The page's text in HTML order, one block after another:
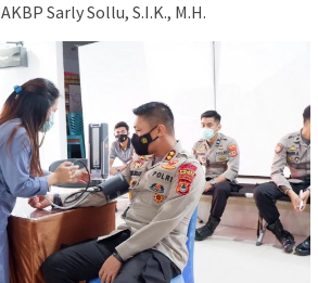
Sarly Sollu, S.I.K., M.H.